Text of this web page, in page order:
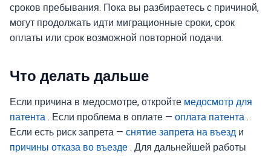
сроков пребывания. Пока вы разбираетесь с причиной,
могут продолжать идти миграционные сроки, срок
оплаты или срок возможной повторной подачи.
Что делать дальше
Если причина в медосмотре, откройте медосмотр для
патента . Если проблема в оплате — оплата патента .
Если есть риск запрета — снятие запрета на въезд и
причины отказа во въезде . Для дальнейшей работы